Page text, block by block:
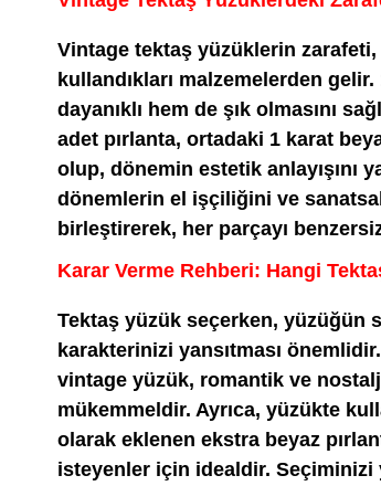
Vintage tektaş yüzüklerin zarafeti,
kullandıkları malzemelerden
dayanıklı hem de şık olmasını
adet pırlanta, ortadaki 1 karat
olup, dönemin estetik anlayışını
dönemlerin el işçiliğini ve
birleştirerek, her parçayı
Karar Verme Rehberi: Hangi
Tektaş yüzük seçerken, yüzüğün
karakterinizi yansıtması
vintage yüzük, romantik ve
mükemmeldir. Ayrıca, yüzükte
olarak eklenen ekstra beyaz
isteyenler için idealdir. Seçiminizi